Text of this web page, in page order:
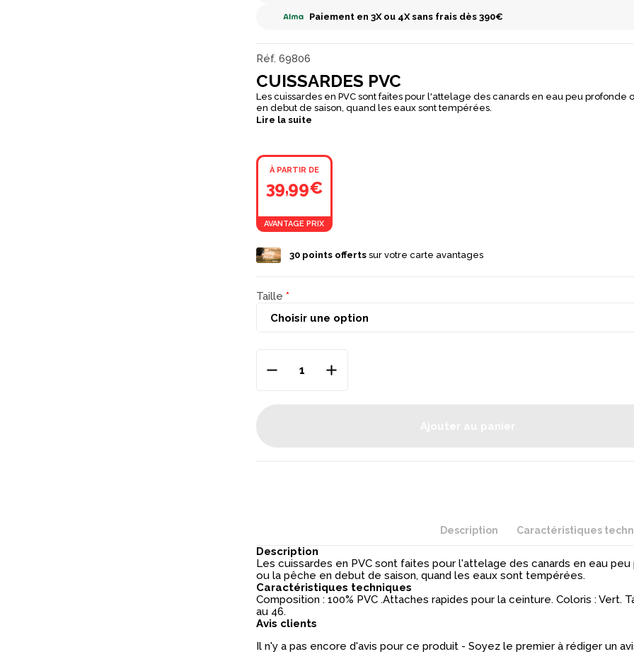
Paiement en 3X ou 4X sans frais dès 390€
Réf. 69806
CUISSARDES PVC
Les cuissardes en PVC sont faites pour l'attelage des canards en eau peu profonde
en debut de saison, quand les eaux sont tempérées.
Lire la suite
À PARTIR DE
39,99€
AVANTAGE PRIX
30 points offerts sur votre carte avantages
Taille
Description Caractéristiques
Description
Les cuissardes en PVC sont faites pour l'attelage des canards en eau
ou la pêche en debut de saison, quand les eaux sont tempérées.
Caractéristiques techniques
Composition : 100% PVC .Attaches rapides pour la ceinture. Coloris : Vert.
au 46.
Avis clients
Il n'y a pas encore d'avis pour ce produit - Soyez le premier à rédiger un